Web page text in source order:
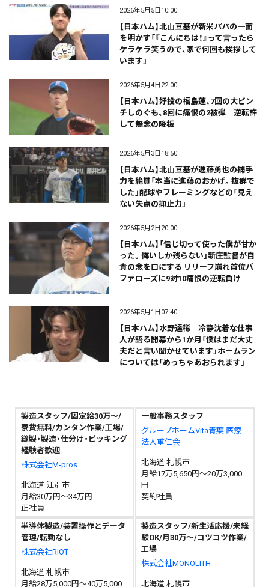
2026年5月5日10:00
【日本ハム】北山亘基が新米パパの一面
を明かす「『こんにちは！』って言ったら
ケラケラ笑うので、家で何回も挨拶して
います」
2026年5月4日22:00
【日本ハム】好投の福島蓮、7回の大ピン
チしのぐも、8回に痛恨の2被弾 逆転許
して無念の降板
2026年5月3日18:50
【日本ハム】北山亘基が進藤勇也の捕手
力を絶賛「本当に進藤のおかげ。抜群で
した」配球やフレーミングなどの「見え
ない失点の抑止力」
2026年5月2日20:00
【日本ハム】「信じ切って使った僕が甘か
った。悔いしか残らない」新庄監督が自
責の念を口にする リリーフ崩れ首位バ
ファローズに9対10痛恨の逆転負け
2026年5月1日07:40
【日本ハム】水野達稀 冷静沈着な仕事
人が語る開幕から1か月「僕はまだ大丈
夫だと言い聞かせています」ホームラン
については「めっちゃあおられます」
製造スタッフ/固定給30万～/
寮費無料/カンタン作業/工場/
縫製・製造・仕分け・ピッキング
経験者歓迎
株式会社M-pros
北海道 江別市
月給30万円～34万円
正社員
一般事務スタッフ
グループホームVita青葉 医療
法人重仁会
北海道 札幌市
月給17万5,650円～20万3,000
円
契約社員
半導体製造/装置操作とデータ
管理/転勤なし
株式会社RIOT
北海道 札幌市
月給28万5,000円～40万5,000
製造スタッフ/新生活応援/未経
験OK/月30万～/コツコツ作業/
工場
株式会社MONOLITH
北海道 札幌市